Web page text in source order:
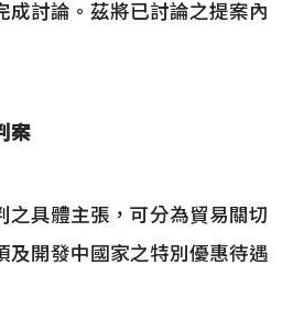
成討論。茲將已討論之提案內
案
具體主張，可分為貿易關切
及開發中國家之特別優惠待遇